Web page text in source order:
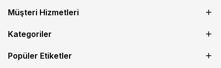
Müşteri Hizmetleri
Kategoriler
Popüler Etiketler